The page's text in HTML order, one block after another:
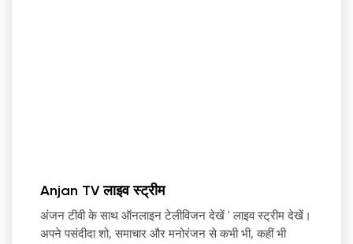
Anjan TV लाइव स्ट्रीम
अंजन टीवी के साथ ऑनलाइन टेलीविजन देखें ' लाइव स्ट्रीम देखें।
अपने पसंदीदा शो, समाचार और मनोरंजन से कभी भी, कहीं भी